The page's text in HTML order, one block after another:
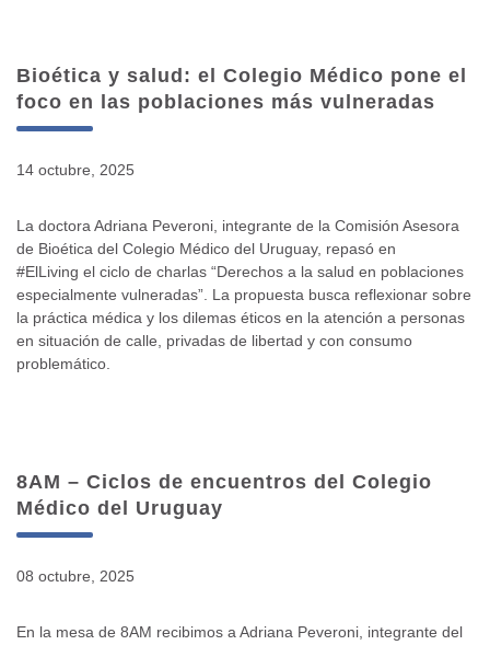
Bioética y salud: el Colegio Médico pone el
foco en las poblaciones más vulneradas
14 octubre, 2025
La doctora Adriana Peveroni, integrante de la Comisión Asesora
de Bioética del Colegio Médico del Uruguay, repasó en
#ElLiving el ciclo de charlas “Derechos a la salud en poblaciones
especialmente vulneradas”. La propuesta busca reflexionar sobre
la práctica médica y los dilemas éticos en la atención a personas
en situación de calle, privadas de libertad y con consumo
problemático.
8AM – Ciclos de encuentros del Colegio
Médico del Uruguay
08 octubre, 2025
En la mesa de 8AM recibimos a Adriana Peveroni, integrante del